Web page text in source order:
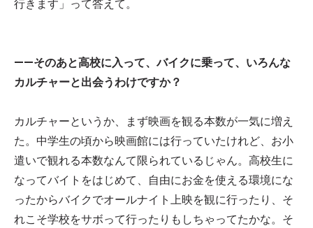
行きます」って答えて。
——そのあと高校に入って、バイクに乗って、いろんな
カルチャーと出会うわけですか？
カルチャーというか、まず映画を観る本数が一気に増え
た。中学生の頃から映画館には行っていたけれど、お小
遣いで観れる本数なんて限られているじゃん。高校生に
なってバイトをはじめて、自由にお金を使える環境にな
ったからバイクでオールナイト上映を観に行ったり、そ
れこそ学校をサボって行ったりもしちゃってたかな。そ